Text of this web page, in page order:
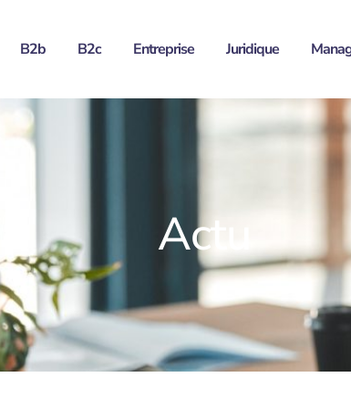
B2b B2c Entreprise Juridique
Actu